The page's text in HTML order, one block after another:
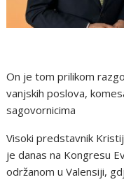
On je tom prilikom
vanjskih poslova,
sagovornicima
Visoki predstavnik
je danas na Kongresu
održanom u Valensiji,